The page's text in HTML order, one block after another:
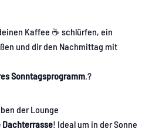
Kaffee ☕️ schlürfen, ein
und dir den Nachmittag mit
Sonntagsprogramm.?
der Lounge
! Ideal um in der Sonne